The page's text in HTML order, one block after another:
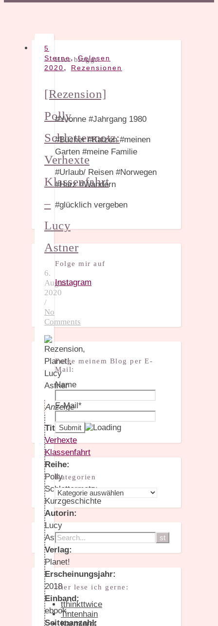
5
Sterne,Gelesen
2020, Rezensionen
[Rezension]
Polly
Schlottermotz:
Verhexte
Klassenfahrt
–
Lucy
Astner
6.
August
2020
/
No
Comments
Anzeige
Titel:
Verhexte
Klassenfahrt
Reihe:
Polly
Schlottermotz;
Kurzgeschichte
Autorin:
Lucy
Astner
Verlag:
Planet!
Erscheinungsjahr:
2018
Einband:
ebook,
Seitenanzahl:
Hier bloggt:
#Yvonne #Jahrgang 1980
#Bücher #Katzen #meinen
Garten #meine Familie
#Urlaub/ Reisen #Norwegen
#Harz #Wandern
#glücklich vergeben
Folge mir auf
Instagram
Folge meinem Blog per E-
Mail:
Name
E-Mail*
Kategorien
Kategorien
Hier lese ich gerne:
tthinkttwice
Tintenhain
Karminrot